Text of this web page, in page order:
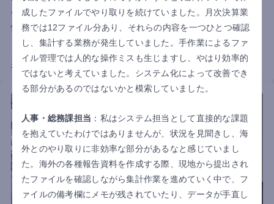
会計までを一元化し、業務負担とミスを削減。リアルタイムな
情報共有を実現し、属人化の解消と管理体制の強化につなげま
した。
インタビュー詳細はこちら
成したファイルでやり取りを続けていました。月次決算業
務では12ファイル分あり、それらの内容を一つひとつ確認
し、集計する業務が発生していました。手作業によるファ
イル管理では人的な操作ミスも生じますし、やはり効率的
ではないと考えていました。システム化によって改善でき
る部分があるのではないかと模索していました。
人事・総務課担当 ：私はシステム担当として直接的な課題
を抱えていたわけではありませんが、状況を見聞きし、海
外とのやり取りに非効率な部分があるなと感じていまし
た。海外の各種報告資料を作成する際、現地から提出され
たファイルを確認しながら集計作業を進めていく中で、フ
ァイルの備考欄にメモが残されていたり、データが手直し